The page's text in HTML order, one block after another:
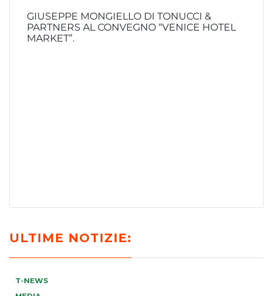
GIUSEPPE MONGIELLO DI TONUCCI &
PARTNERS AL CONVEGNO “VENICE HOTEL
MARKET”.
ULTIME NOTIZIE:
T-NEWS